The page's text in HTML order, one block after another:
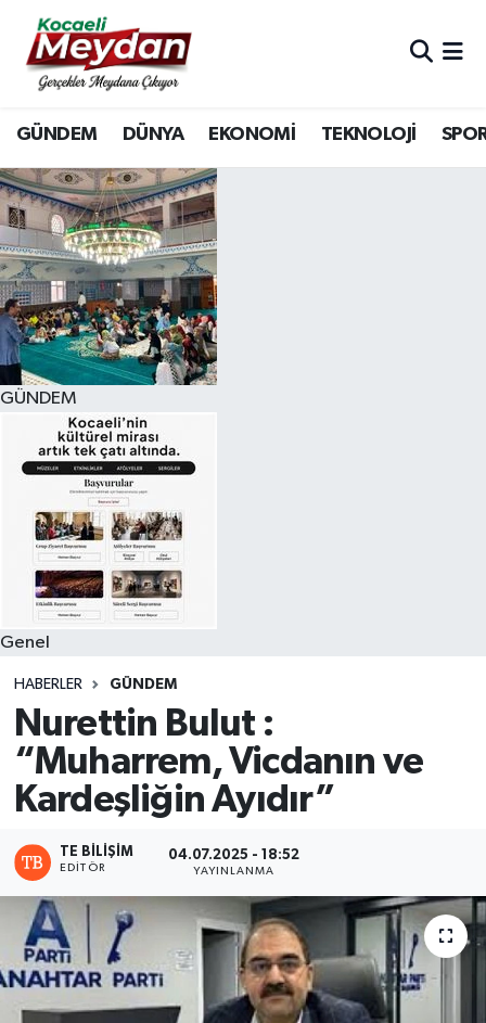
GÜNDEM DÜNYA EKONOMİ TEKNOLOJİ
GÜNDEM
Genel
HABERLER GÜNDEM
Nurettin Bulut :
“Muharrem, Vicdanın ve
Kardeşliğin Ayıdır”
TE BILIŞIM
EDITÖR
04.07.2025 - 18:52
YAYINLANMA
Nöbetçi Eczaneler
Hava Durumu
Trafik Durumu
Süper Lig Puan Durumu ve Fikstür
Tüm Manşetler
Son Dakika Haberleri
Haber Arşivi